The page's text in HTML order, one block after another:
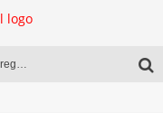
El libro en la mira de la desregulación